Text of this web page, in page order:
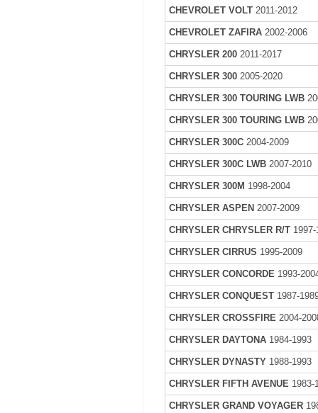
CHEVROLET VOLT2011-2012
CHEVROLET ZAFIRA 2002-2006
CHRYSLER 200 2011-2017
CHRYSLER 300 2005-2020
CHRYSLER 300 TOURING LWB
CHRYSLER 300 TOURING LWB
CHRYSLER 300C 2004-2009
CHRYSLER 300C LWB 2007-2010
CHRYSLER 300M 1998-2004
CHRYSLER ASPEN2007-2009
CHRYSLER CHRYSLER R/T
CHRYSLER CIRRUS 1995-2009
CHRYSLER CONCORDE 1993-
CHRYSLER CONQUEST 1987-
CHRYSLER CROSSFIRE2004-
CHRYSLER DAYTONA 1984-1993
CHRYSLER DYNASTY 1988-1993
CHRYSLER FIFTH AVENUE 1983-
CHRYSLER GRAND VOYAGER